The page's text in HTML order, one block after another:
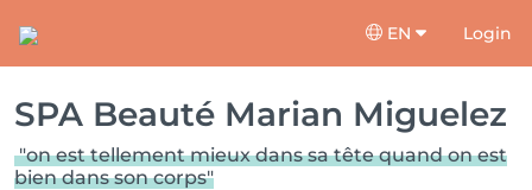
EN Login
SPA Beauté Marian Miguelez
"on est tellement mieux dans sa tête quand on est
bien dans son corps"